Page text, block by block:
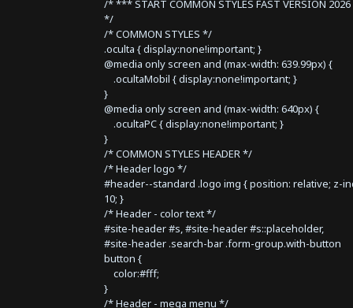
/* *** START COMMON STYLES FAST VERSION
*/
/* COMMON STYLES */
.oculta { display:none!important; }
@media only screen and (max-width: 639.99px) {
.ocultaMobil { display:none!important; }
}
@media only screen and (max-width: 640px) {
.ocultaPC { display:none!important; }
}
/* COMMON STYLES HEADER */
/* Header logo */
#header--standard .logo img { position: relative; z-
10; }
/* Header - color text */
#site-header #s, #site-header #s::placeholder,
#site-header .search-bar .form-group.with-button
button {
color:#fff;
}
/* Header - mega menu */